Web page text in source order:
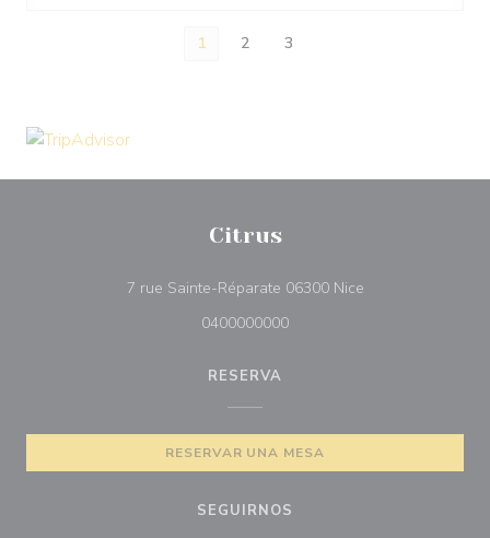
1 2 3
Citrus
7 rue Sainte-Réparate 06300 Nice((abre en una
0400000000
RESERVA
RESERVAR UNA MESA
SEGUIRNOS